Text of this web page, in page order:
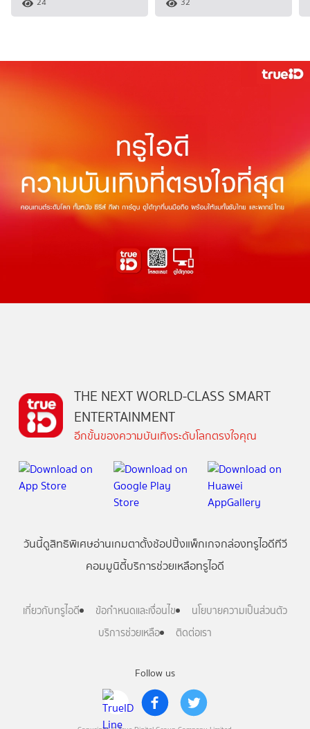
Follow us
THE NEXT WORLD-CLASS SMART
ENTERTAINMENT
อีกขั้นของความบันเทิงระดับโลกตรงใจคุณ
วันนี้ดูสิทธิพิเศษอ่านเกมตาตั้งช้อปปิ้งแพ็กเกจกล่องทรูไอดีทีวี
คอมมูนิตี้บริการช่วยเหลือทรูไอดี
เกี่ยวกับทรูไอดี ข้อกำหนดและเงื่อนไข
นโยบายความเป็นส่วนตัว
บริการช่วยเหลือ
ติดต่อเรา